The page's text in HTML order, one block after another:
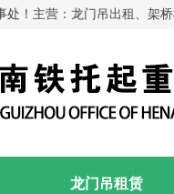
！主营：龙门吊出租、架
龙门吊租赁